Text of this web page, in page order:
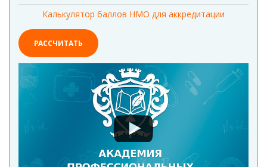
Калькулятор баллов НМО для аккредитации
РАССЧИТАТЬ